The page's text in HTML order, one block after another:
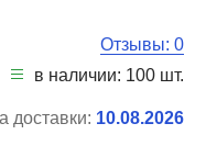
Отзывы: 0
в наличии: 100 шт.
доставки: 10.08.2026